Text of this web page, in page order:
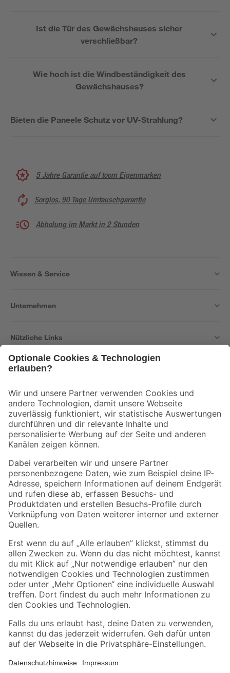
Ist die Tür des Gewächshauses sicher
verschließbar?
Wie hoch ist die Windbeständigkeit des
Gewächshauses?
Bieten die Paneele Schutz vor UV-Strahlung?
5 Jahre Garantie auf toom Eigenmarken
Sorglos, 90 Tage Umtauschgarantie
Abholung im Markt in 2 Stunden
Wissen & Service
Unternehmen
Nützliche Links
Der toom Newsletter: Keine Angebote und Aktionen mehr verpassen!
Zur Newsletter Anmeldung
Folge uns
Zahlungsarten Versandarten
Sicher einkaufen
Jetzt die toom-App herunterladen
Alle Preisangaben in EUR inkl. gesetzl. MwSt.. Die dargestellten Angebote sind unter
Umständen nicht in allen Märkten verfügbar. Die angegebenen Verfügbarkeiten beziehen
Produkte nur solange der Vorrat reicht.
*Paketversand ab 59 € versandkostenfrei, gilt nicht für Artikel mit Speditionsversand, hier